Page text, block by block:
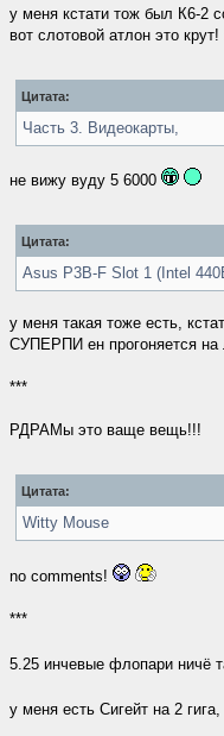
у меня кстати тож был К6-2
вот слотовой атлон это
Цитата:
Часть 3. Видеокарты,
не вижу вуду 5 6000
Цитата:
Asus P3B-F Slot 1 (Intel
у меня такая тоже есть,
СУПЕРПИ ен прогоняется
***
РДРАМы это ваще вещь!!!
Цитата:
Witty Mouse
no comments!
***
5.25 инчевые флопари ничё
у меня есть Сигейт на 2